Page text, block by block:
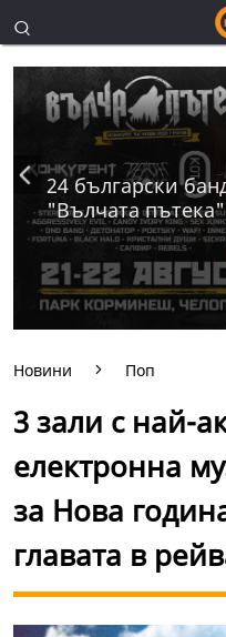
24 български
"Вълчата пътека"
Новини Поп
3 зали с най-
електронна
за Нова
главата в